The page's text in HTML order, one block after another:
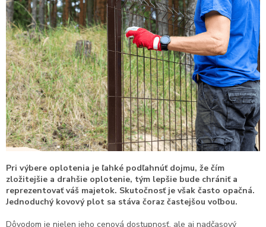
Pri výbere oplotenia je ľahké podľahnúť dojmu, že čím
zložitejšie a drahšie oplotenie, tým lepšie bude chrániť a
reprezentovať váš majetok. Skutočnosť je však často opačná.
Jednoduchý kovový plot sa stáva čoraz častejšou voľbou.
Dôvodom je nielen jeho cenová dostupnosť, ale aj nadčasový